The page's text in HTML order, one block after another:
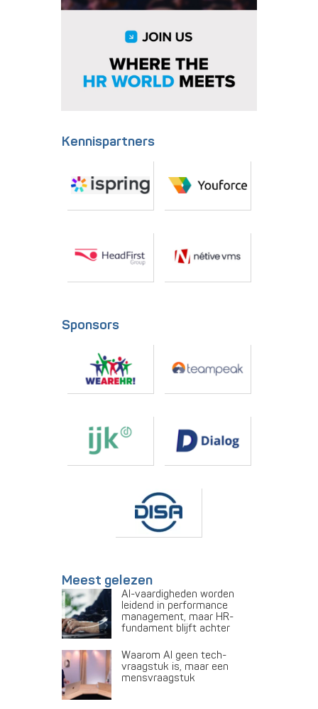
Kennispartners
Sponsors
Meest gelezen
AI-vaardigheden worden
leidend in performance
management, maar HR-
fundament blijft achter
Waarom AI geen tech-
vraagstuk is, maar een
mensvraagstuk